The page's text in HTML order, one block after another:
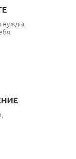
нужды,